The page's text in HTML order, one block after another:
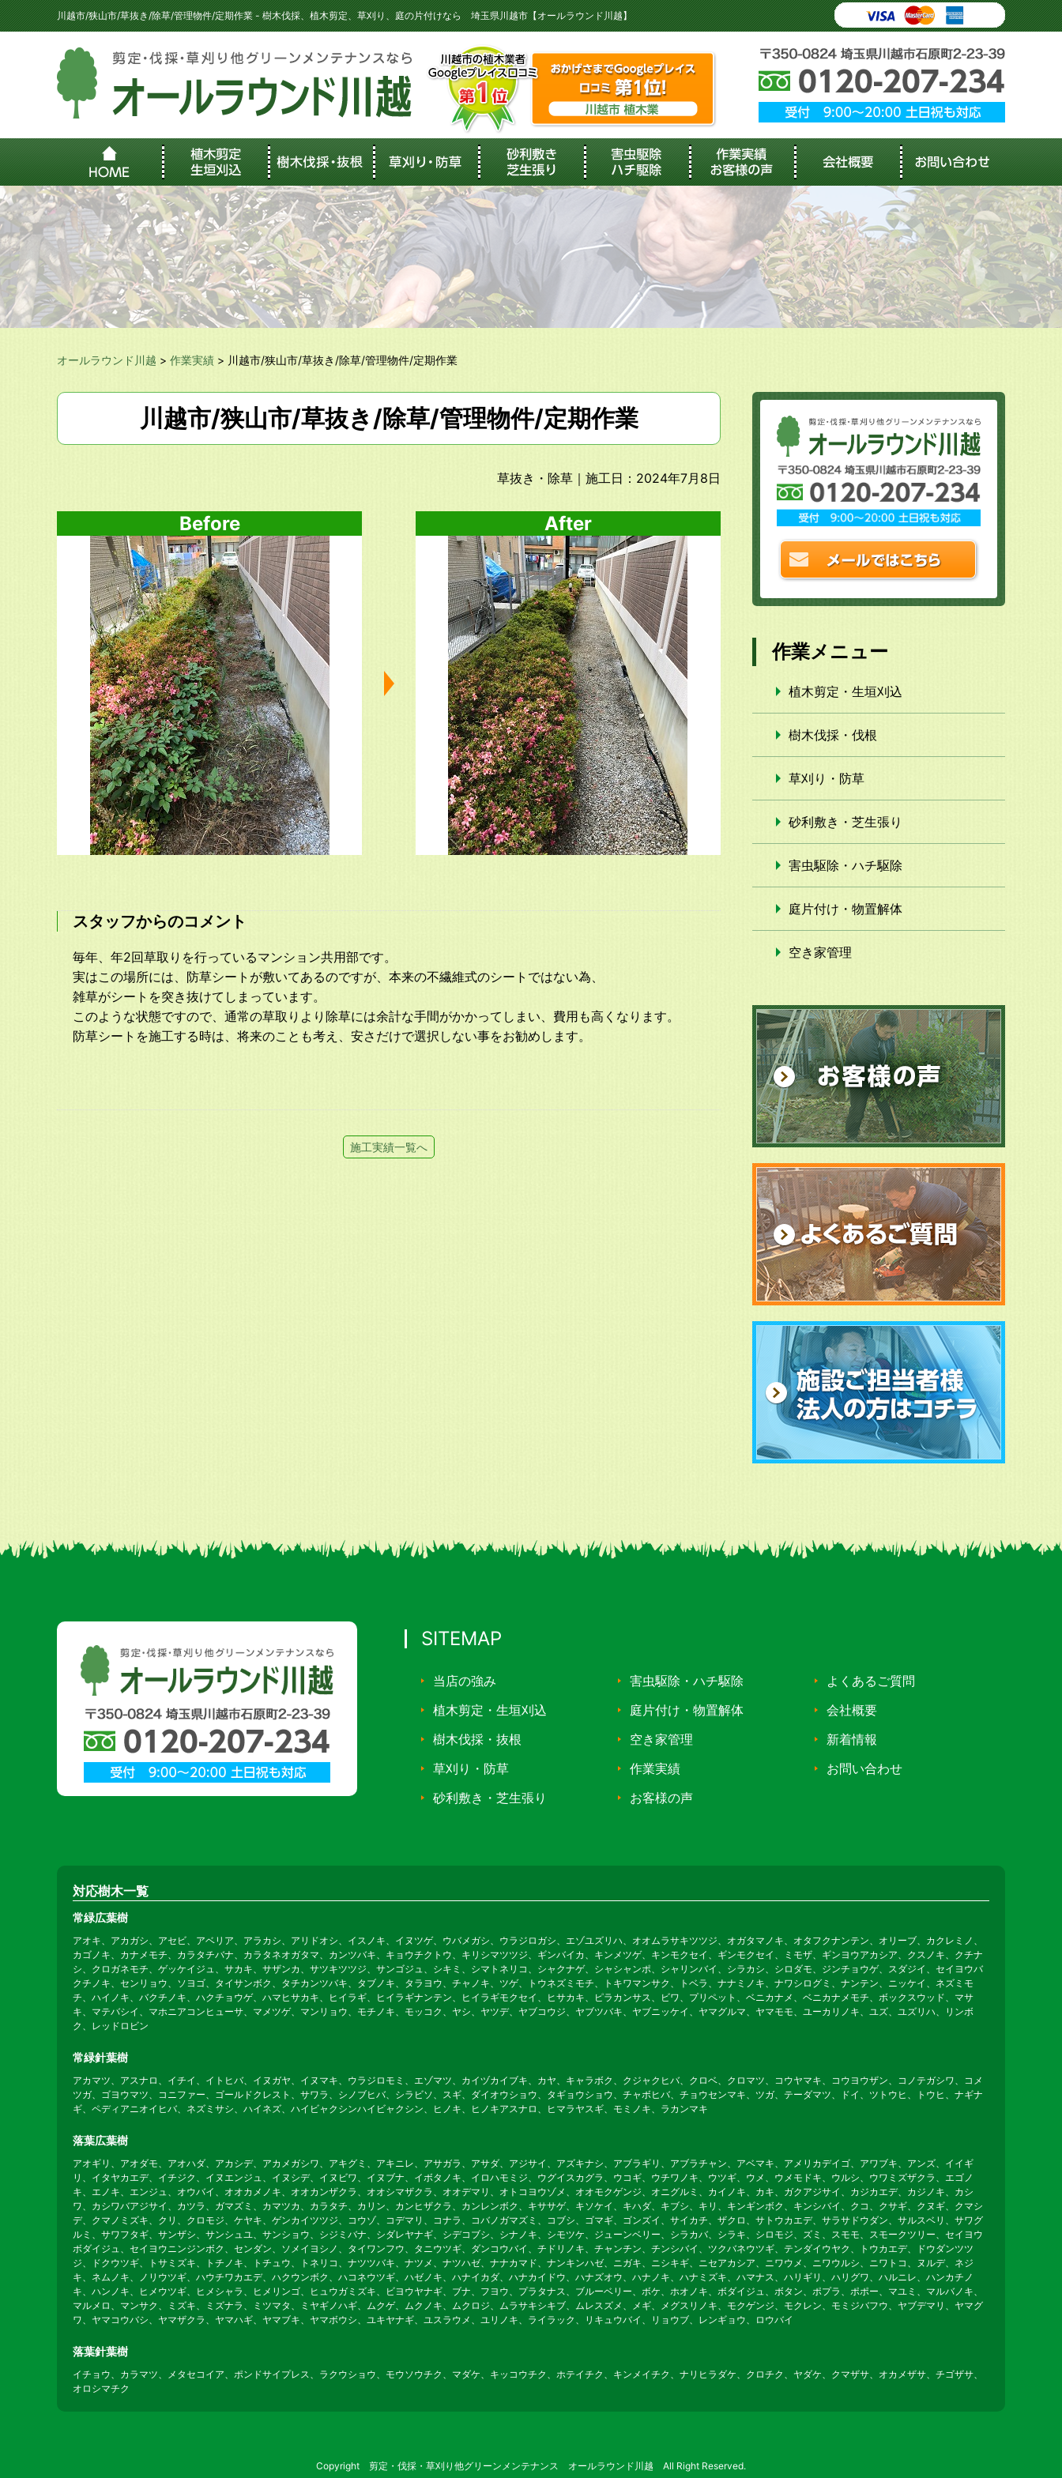
川越市/狭山市/草抜き/除草/管理物件/定期作業 - 樹木伐採、植木剪定、草刈り、庭の片付けなら 埼玉県川越市【オールラウンド川越】
オールラウンド川越 > 作業実績 > 川越市/狭山市/草抜き/除草/管理物件/定期作業
川越市/狭山市/草抜き/除草/管理物件/定期作業
草抜き・除草 ｜施工日：2024年7月8日
Before After
スタッフからのコメント
毎年、年2回草取りを行っているマンション共用部です。
実はこの場所には、防草シートが敷いてあるのですが、本来の不繊維式のシートではない為、
雑草がシートを突き抜けてしまっています。
このような状態ですので、通常の草取りより除草には余計な手間がかかってしまい、費用も高くなります。
防草シートを施工する時は、将来のことも考え、安さだけで選択しない事をお勧めします。
施工実績一覧へ
作業メニュー
植木剪定・生垣刈込
樹木伐採・伐根
草刈り・防草
砂利敷き・芝生張り
害虫駆除・ハチ駆除
庭片付け・物置解体
空き家管理
SITEMAP
当店の強み
植木剪定・生垣刈込
樹木伐採・抜根
草刈り・防草
砂利敷き・芝生張り
害虫駆除・ハチ駆除
庭片付け・物置解体
空き家管理
作業実績
お客様の声
よくあるご質問
会社概要
新着情報
お問い合わせ
対応樹木一覧
常緑広葉樹
アオキ、アカガシ、アセビ、アベリア、アラカシ、アリドオシ、イスノキ、イヌツゲ、ウバメガシ、ウラジロガシ、エゾユズリハ、オオムラサキツツジ、オガタマノキ、オタフクナンテン、オリーブ、カクレミノ、
カゴノキ、カナメモチ、カラタチバナ、カラタネオガタマ、カンツバキ、キョウチクトウ、キリシマツツジ、ギンバイカ、キンメツゲ、キンモクセイ、ギンモクセイ、ミモザ、ギンヨウアカシア、クスノキ、クチナ
シ、クロガネモチ、ゲッケイジュ、サカキ、サザンカ、サツキツツジ、サンゴジュ、シキミ、シマトネリコ、シャクナゲ、シャシャンポ、シャリンバイ、シラカシ、シロダモ、ジンチョウゲ、スダジイ、セイヨウバ
クチノキ、センリョウ、ソヨゴ、タイサンボク、タチカンツバキ、タブノキ、タラヨウ、チャノキ、ツゲ、トウネズミモチ、トキワマンサク、トベラ、ナナミノキ、ナワシログミ、ナンテン、ニッケイ、ネズミモ
チ、ハイノキ、バクチノキ、ハクチョウゲ、ハマヒサカキ、ヒイラギ、ヒイラギナンテン、ヒイラギモクセイ、ヒサカキ、ピラカンサス、ビワ、プリペット、ベニカナメ、ベニカナメモチ、ボックスウッド、マサ
キ、マテバシイ、マホニアコンヒューサ、マメツゲ、マンリョウ、モチノキ、モッコク、ヤシ、ヤツデ、ヤブコウジ、ヤブツバキ、ヤブニッケイ、ヤマグルマ、ヤマモモ、ユーカリノキ、ユズ、ユズリハ、リンボ
ク、レッドロビン
常緑針葉樹
アカマツ、アスナロ、イチイ、イトヒバ、イヌガヤ、イヌマキ、ウラジロモミ、エゾマツ、カイヅカイブキ、カヤ、キャラボク、クジャクヒバ、クロベ、クロマツ、コウヤマキ、コウヨウザン、コノテガシワ、コメ
ツガ、ゴヨウマツ、コニファー、ゴールドクレスト、サワラ、シノブヒバ、シラビソ、スギ、ダイオウショウ、タギョウショウ、チャボヒバ、チョウセンマキ、ツガ、テーダマツ、ドイ、ツトウヒ、トウヒ、ナギナ
ギ、ペディアニオイヒバ、ネズミサシ、ハイネズ、ハイビャクシンハイビャクシン、ヒノキ、ヒノキアスナロ、ヒマラヤスギ、モミノキ、ラカンマキ
落葉広葉樹
アオギリ、アオダモ、アオハダ、アカシデ、アカメガシワ、アキグミ、アキニレ、アサガラ、アサダ、アジサイ、アズキナシ、アブラギリ、アブラチャン、アベマキ、アメリカデイゴ、アワブキ、アンズ、イイギ
リ、イタヤカエデ、イチジク、イヌエンジュ、イヌシデ、イヌビワ、イヌブナ、イボタノキ、イロハモミジ、ウグイスカグラ、ウコギ、ウチワノキ、ウツギ、ウメ、ウメモドキ、ウルシ、ウワミズザクラ、エゴノ
キ、エノキ、エンジュ、オウバイ、オオカメノキ、オオカンザクラ、オオシマザクラ、オオデマリ、オトコヨウゾメ、オオモクゲンジ、オニグルミ、カイノキ、カキ、ガクアジサイ、カジカエデ、カジノキ、カシ
ワ、カシワバアジサイ、カツラ、ガマズミ、カマツカ、カラタチ、カリン、カンヒザクラ、カンレンボク、キササゲ、キソケイ、キハダ、キブシ、キリ、キンギンボク、キンシバイ、クコ、クサギ、クヌギ、クマシ
デ、クマノミズキ、クリ、クロモジ、ケヤキ、ゲンカイツツジ、コウゾ、コデマリ、コナラ、コバノガマズミ、コブシ、ゴマギ、ゴンズイ、サイカチ、ザクロ、サトウカエデ、サラサドウダン、サルスベリ、サワグ
ルミ、サワフタギ、サンザシ、サンシュユ、サンショウ、シジミバナ、シダレヤナギ、シデコブシ、シナノキ、シモツケ、ジューンベリー、シラカバ、シラキ、シロモジ、ズミ、スモモ、スモークツリー、セイヨウ
ボダイジュ、セイヨウニンジンボク、センダン、ソメイヨシノ、タイワンフウ、タニウツギ、ダンコウバイ、チドリノキ、チャンチン、チンシバイ、ツクバネウツギ、テンダイウヤク、トウカエデ、ドウダンツツ
ジ、ドクウツギ、トサミズキ、トチノキ、トチュウ、トネリコ、ナツツバキ、ナツメ、ナツハゼ、ナナカマド、ナンキンハゼ、ニガキ、ニシキギ、ニセアカシア、ニワウメ、ニワウルシ、ニワトコ、ヌルデ、ネジ
キ、ネムノキ、ノリウツギ、ハウチワカエデ、ハクウンボク、ハコネウツギ、ハゼノキ、ハナイカダ、ハナカイドウ、ハナズオウ、ハナノキ、ハナミズキ、ハマナス、ハリギリ、ハリグワ、ハルニレ、ハンカチノ
キ、ハンノキ、ヒメウツギ、ヒメシャラ、ヒメリンゴ、ヒュウガミズキ、ビヨウヤナギ、ブナ、フヨウ、プラタナス、ブルーベリー、ボケ、ホオノキ、ボダイジュ、ボタン、ポプラ、ポポー、マユミ、マルバノキ、
マルメロ、マンサク、ミズキ、ミズナラ、ミツマタ、ミヤギノハギ、ムクゲ、ムクノキ、ムクロジ、ムラサキシキブ、ムレスズメ、メギ、メグスリノキ、モクゲンジ、モクレン、モミジバフウ、ヤブデマリ、ヤマグ
ワ、ヤマコウバシ、ヤマザクラ、ヤマハギ、ヤマブキ、ヤマボウシ、ユキヤナギ、ユスラウメ、ユリノキ、ライラック、リキュウバイ、リョウブ、レンギョウ、ロウバイ
落葉針葉樹
イチョウ、カラマツ、メタセコイア、ポンドサイプレス、ラクウショウ、モウソウチク、マダケ、キッコウチク、ホテイチク、キンメイチク、ナリヒラダケ、クロチク、ヤダケ、クマザサ、オカメザサ、チゴザサ、
オロシマチク
Copyright 剪定・伐採・草刈り他グリーンメンテナンス オールラウンド川越 All Right Reserved.